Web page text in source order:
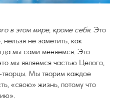
в этом мире, кроме себя. Это
не заметить, как
мы сами меняемся. Это
мы являемся частью Целого,
Мы творим каждое
«свою» жизнь, потому что